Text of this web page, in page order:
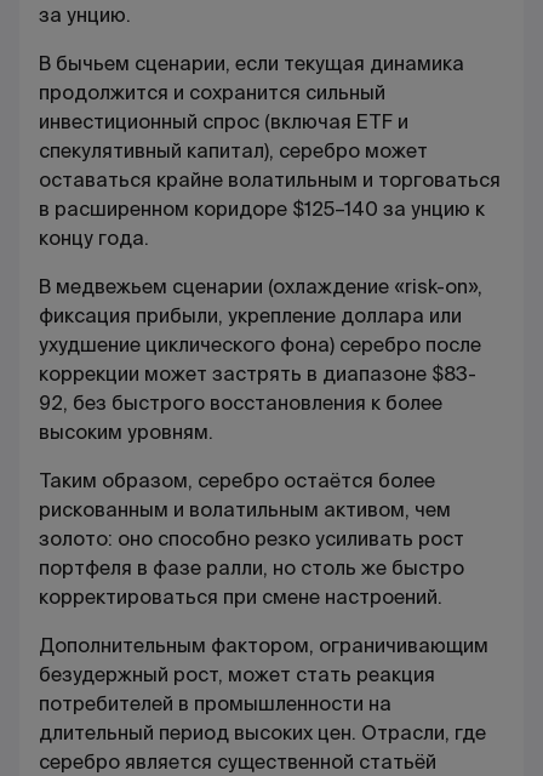
за унцию.
В бычьем сценарии, если текущая динамика
продолжится и сохранится сильный
инвестиционный спрос (включая ETF и
спекулятивный капитал), серебро может
оставаться крайне волатильным и торговаться
в расширенном коридоре $125–140 за унцию к
концу года.
В медвежьем сценарии (охлаждение «risk-on»,
фиксация прибыли, укрепление доллара или
ухудшение циклического фона) серебро после
коррекции может застрять в диапазоне $83-
92, без быстрого восстановления к более
высоким уровням.
Таким образом, серебро остаётся более
рискованным и волатильным активом, чем
золото: оно способно резко усиливать рост
портфеля в фазе ралли, но столь же быстро
корректироваться при смене настроений.
Дополнительным фактором, ограничивающим
безудержный рост, может стать реакция
потребителей в промышленности на
длительный период высоких цен. Отрасли, где
серебро является существенной статьёй